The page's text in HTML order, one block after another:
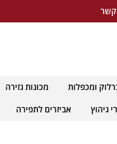
קשר
ומכפלות מכונות גזירה
גיהוץ אביזרים לתפירה